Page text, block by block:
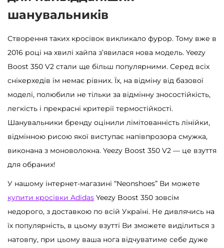
шанувальників
Створення таких кросівок викликало фурор. Тому вже в
2016 році на хвилі хайпа з’явилася нова модель. Yeezy
Boost 350 V2 стали ще більш популярними. Серед всіх
снікерхедів їм немає рівних. Їх, на відміну від базової
моделі, полюбили не тільки за відмінну зносостійкість,
легкість і прекрасні критерії термостійкості.
Шанувальники бренду оцінили лімітованність лінійки,
відмінною рисою якої виступає напівпрозора смужка,
виконана з моноволокна. Yeezy Boost 350 V2 — це взуття
для обраних!
У нашому інтернет-магазині “Neonshoes” Ви можете
купити кросівки Adidas Yeezy Boost 350 зовсім
недорого, з доставкою по всій Україні. Не дивлячись на
їх популярність, в цьому взутті Ви зможете виділиться з
натовпу, при цьому ваша нога відчуватиме себе дуже